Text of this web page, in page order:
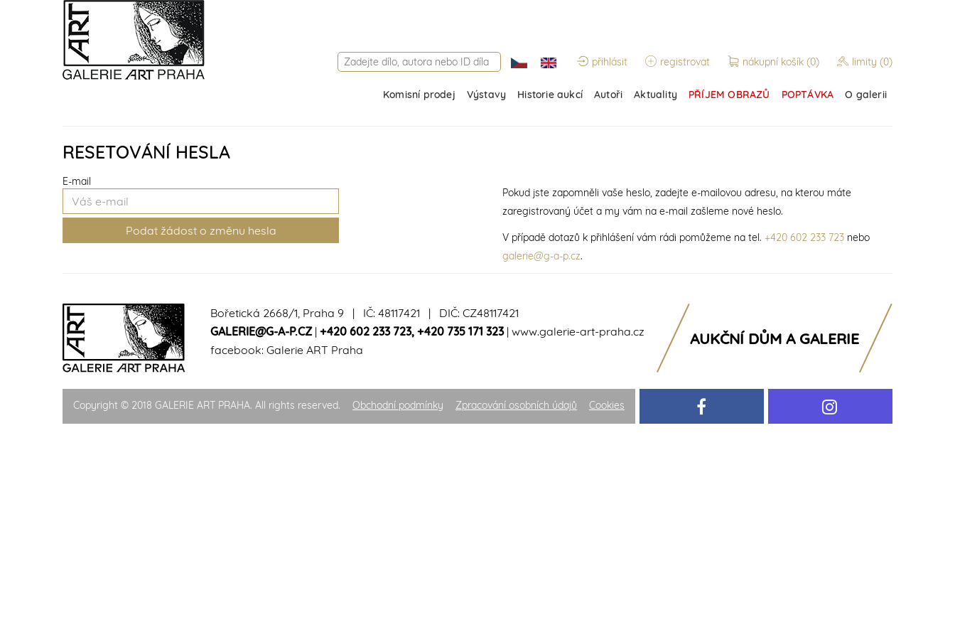
přihlásit registrovat nákupní košík (0) limity (0)
Komisní prodej Výstavy Historie aukcí Autoři Aktuality PŘÍJEM OBRAZŮ POPTÁVKA O galerii
RESETOVÁNÍ HESLA
E-mail
Pokud jste zapomněli vaše heslo, zadejte e-mailovou adresu, na kterou máte
zaregistrovaný účet a my vám na e-mail zašleme nové heslo.
V případě dotazů k přihlášení vám rádi pomůžeme na tel. +420 602 233 723nebo
galerie@g-a-p.cz.
Bořetická 2668/1, Praha 9 | IČ: 48117421 | DIČ: CZ48117421
GALERIE@G-A-P.CZ| +420 602 233 723, +420 735 171 323| www.galerie-art-praha.cz
facebook: Galerie ART Praha
AUKČNÍ DŮM A GALERIE
Copyright © 2018 GALERIE ART PRAHA. All rights reserved. Obchodní podmínky Zpracování osobních údajů Cookies